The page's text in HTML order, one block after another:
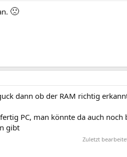
🙁
dann ob der RAM richtig
PC, man könnte da auch noch
gibt
Zuletzt